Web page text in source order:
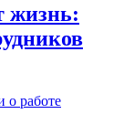
жизнь: